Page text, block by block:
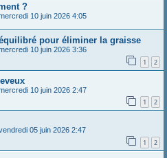
?
10 juin 2026 4:05
pour éliminer la graisse
10 juin 2026 3:36
1 2
10 juin 2026 2:47
1 2
05 juin 2026 2:47
1 2